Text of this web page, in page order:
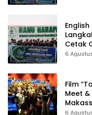
Cetak
6
Film
Meet
6